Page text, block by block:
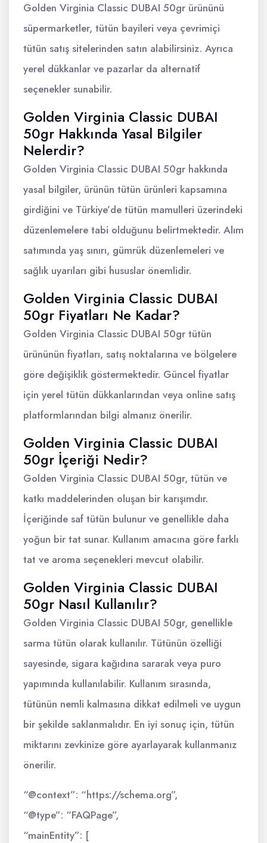
Golden Virginia Classic DUBAI 50gr ürününü
süpermarketler, tütün bayileri veya çevrimiçi
tütün satış sitelerinden satın alabilirsiniz. Ayrıca
yerel dükkanlar ve pazarlar da alternatif
seçenekler sunabilir.
Golden Virginia Classic DUBAI
50gr Hakkında Yasal Bilgiler
Nelerdir?
Golden Virginia Classic DUBAI 50gr hakkında
yasal bilgiler, ürünün tütün ürünleri kapsamına
girdiğini ve Türkiye’de tütün mamulleri üzerindeki
düzenlemelere tabi olduğunu belirtmektedir. Alım
satımında yaş sınırı, gümrük düzenlemeleri ve
sağlık uyarıları gibi hususlar önemlidir.
Golden Virginia Classic DUBAI
50gr Fiyatları Ne Kadar?
Golden Virginia Classic DUBAI 50gr tütün
ürününün fiyatları, satış noktalarına ve bölgelere
göre değişiklik göstermektedir. Güncel fiyatlar
için yerel tütün dükkanlarından veya online satış
platformlarından bilgi almanız önerilir.
Golden Virginia Classic DUBAI
50gr İçeriği Nedir?
Golden Virginia Classic DUBAI 50gr, tütün ve
katkı maddelerinden oluşan bir karışımdır.
İçeriğinde saf tütün bulunur ve genellikle daha
yoğun bir tat sunar. Kullanım amacına göre farklı
tat ve aroma seçenekleri mevcut olabilir.
Golden Virginia Classic DUBAI
50gr Nasıl Kullanılır?
Golden Virginia Classic DUBAI 50gr, genellikle
sarma tütün olarak kullanılır. Tütünün özelliği
sayesinde, sigara kağıdına sararak veya puro
yapımında kullanılabilir. Kullanım sırasında,
tütünün nemli kalmasına dikkat edilmeli ve uygun
bir şekilde saklanmalıdır. En iyi sonuç için, tütün
miktarını zevkinize göre ayarlayarak kullanmanız
önerilir.
“@context”: “https://schema.org”,
“@type”: “FAQPage”,
“mainEntity”: [